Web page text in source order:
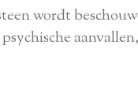
wordt
psychische